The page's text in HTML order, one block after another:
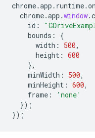
chrome.app . runtime.
chrome.app .window.
id :
bounds :
{
width : 500,
height : 600
},
minWidth : 500,
minHeight : 600,
frame :
'none'
});
});